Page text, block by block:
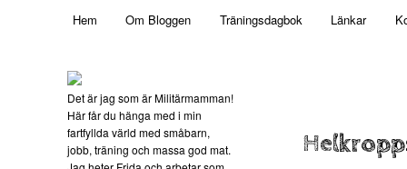
Militärmamman
Skip to primary content
Hem Om Bloggen Träningsdagbok Länkar
Det är jag som är Militärmamman!
Här får du hänga med i min
fartfyllda värld med småbarn,
jobb, träning och massa god mat.